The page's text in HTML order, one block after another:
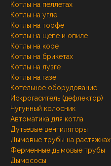
Котлы на пеллетах
Котлы на угле
Котлы на торфе
Котлы на щепе и опиле
Котлы на коре
Котлы на брикетах
Котлы на лузге
Котлы на газе
Котельное оборудование
Искрогаситель (дефлектор)
Чугунный колосник
Автоматика для котла
Дутьевые вентиляторы
Дымовые трубы на растяжках
Ферменные дымовые трубы
Дымососы